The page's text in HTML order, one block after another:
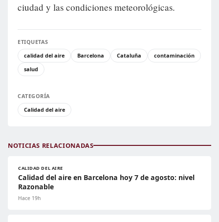
ciudad y las condiciones meteorológicas.
ETIQUETAS
calidad del aire
Barcelona Cataluña
contaminación
salud
CATEGORÍA
Calidad del aire
NOTICIAS RELACIONADAS
CALIDAD DEL AIRE
Calidad del aire en Barcelona hoy 7 de agosto: nivel
Razonable
Hace 19h